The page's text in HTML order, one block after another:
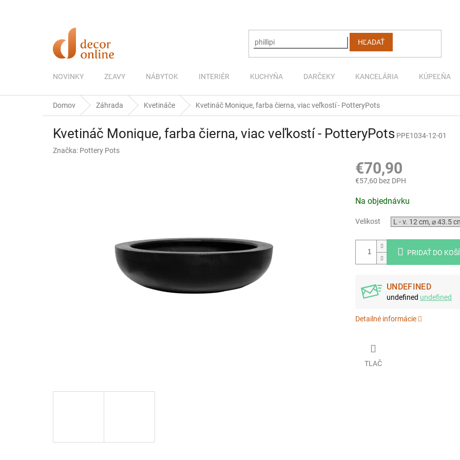
HĽADAŤ
NOVINKY ZĽAVY NÁBYTOK INTERIÉR KUCHYŇA DARČEKY KANCELÁRIA KÚPEĽŇA
Domov Záhrada Kvetináče Kvetináč Monique, farba čierna, viac veľkostí - PotteryPots
Kvetináč Monique, farba čierna, viac veľkostí - PotteryPots PPE1034-12-01
Značka: Pottery Pots
€70,90
€57,60 bez DPH
cena:
Na objednávku
Velikost
PRIDAŤ DO
UNDEFINED
undefined undefined
Detailné informácie
TLAČ